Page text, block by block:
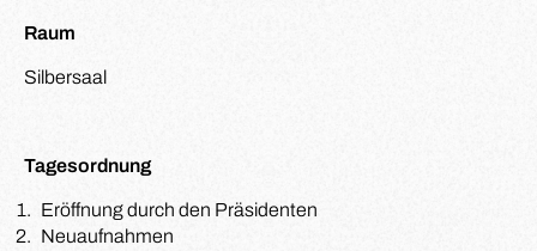
Raum
Silbersaal
Tagesordnung
Eröffnung durch den Präsidenten
Neuaufnahmen